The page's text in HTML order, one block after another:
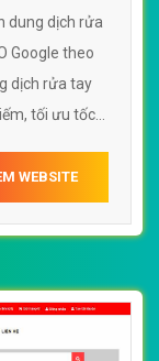
dung dịch rửa
Google theo
dịch rửa tay
tối ưu tốc
rửa tay sát
WEBSITE